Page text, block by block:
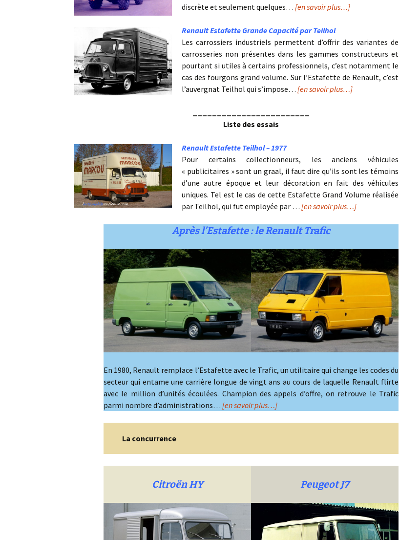
discrète et seulement quelques… [en savoir plus…]
Renault Estafette Grande Capacité par Teilhol
Les carrossiers industriels permettent d’offrir des variantes de
carrosseries non présentes dans les gammes constructeurs et
pourtant si utiles à certains professionnels, c’est notamment le
cas des fourgons grand volume. Sur l’Estafette de Renault, c’est
l’auvergnat Teilhol qui s’impose… [en savoir plus…]
Liste des essais
Renault Estafette Teilhol – 1977
Pour certains collectionneurs, les anciens véhicules
« publicitaires » sont un graal, il faut dire qu’ils sont les témoins
d’une autre époque et leur décoration en fait des véhicules
uniques. Tel est le cas de cette Estafette Grand Volume réalisée
par Teilhol, qui fut employée par … [en savoir plus…]
Après l’Estafette : le Renault Trafic
En 1980, Renault remplace l’Estafette avec le Trafic, un utilitaire qui change les codes du
secteur qui entame une carrière longue de vingt ans au cours de laquelle Renault flirte
avec le million d’unités écoulées. Champion des appels d’offre, on retrouve le Trafic
parmi nombre d’administrations… [en savoir plus…]
La concurrence
Citroën HY Peugeot J7